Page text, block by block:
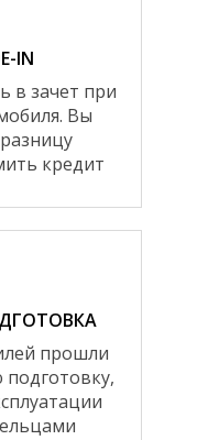
IN
в зачет при
Вы
кредит
прошли